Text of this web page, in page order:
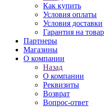
Как купить
Условия оплаты
Условия доставки
Гарантия на товар
Партнеры
Магазины
О компании
Назад
О компании
Реквизиты
Возврат
Вопрос-ответ